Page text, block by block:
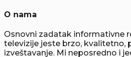
O nama
Osnovni zadatak informativne
televizije jeste brzo, kvalitetno,
izveštavanje. Mi neposredno i